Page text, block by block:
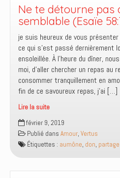
développer
Ne te détourne pas
semblable (Esaïe
je suis heureux de vous
ce qui s’est passé dernièrement
ensoleillée. À l’heure du dîner,
moi, d’aller chercher un repas
consommer tranquillement en
fin de ce savoureux repas, j’ai […]
Lire la suite
Ne
te
détourne
pas
ton
février 9, 2019
Publié dans Amour, Vertus
Étiquettes : aumône, don, partage